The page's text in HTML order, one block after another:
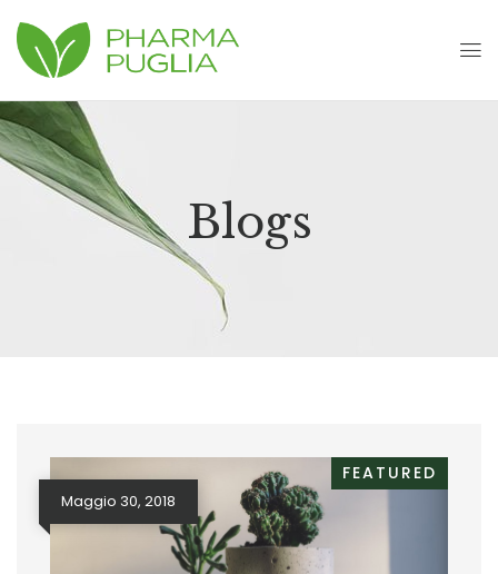
Blogs
Maggio 30, 2018
FEATURED